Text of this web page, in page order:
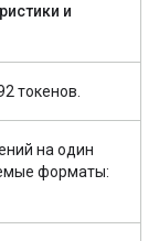
и
токенов.
на один
форматы: